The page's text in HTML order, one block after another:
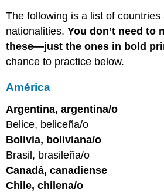
The following is a list of
nationalities.You don’t need to
these—just the ones in bold
chance to practice below.
América
Argentina, argentina/o
Belice, beliceña/o
Bolivia, boliviana/o
Brasil, brasileña/o
Canadá, canadiense
Chile, chilena/o